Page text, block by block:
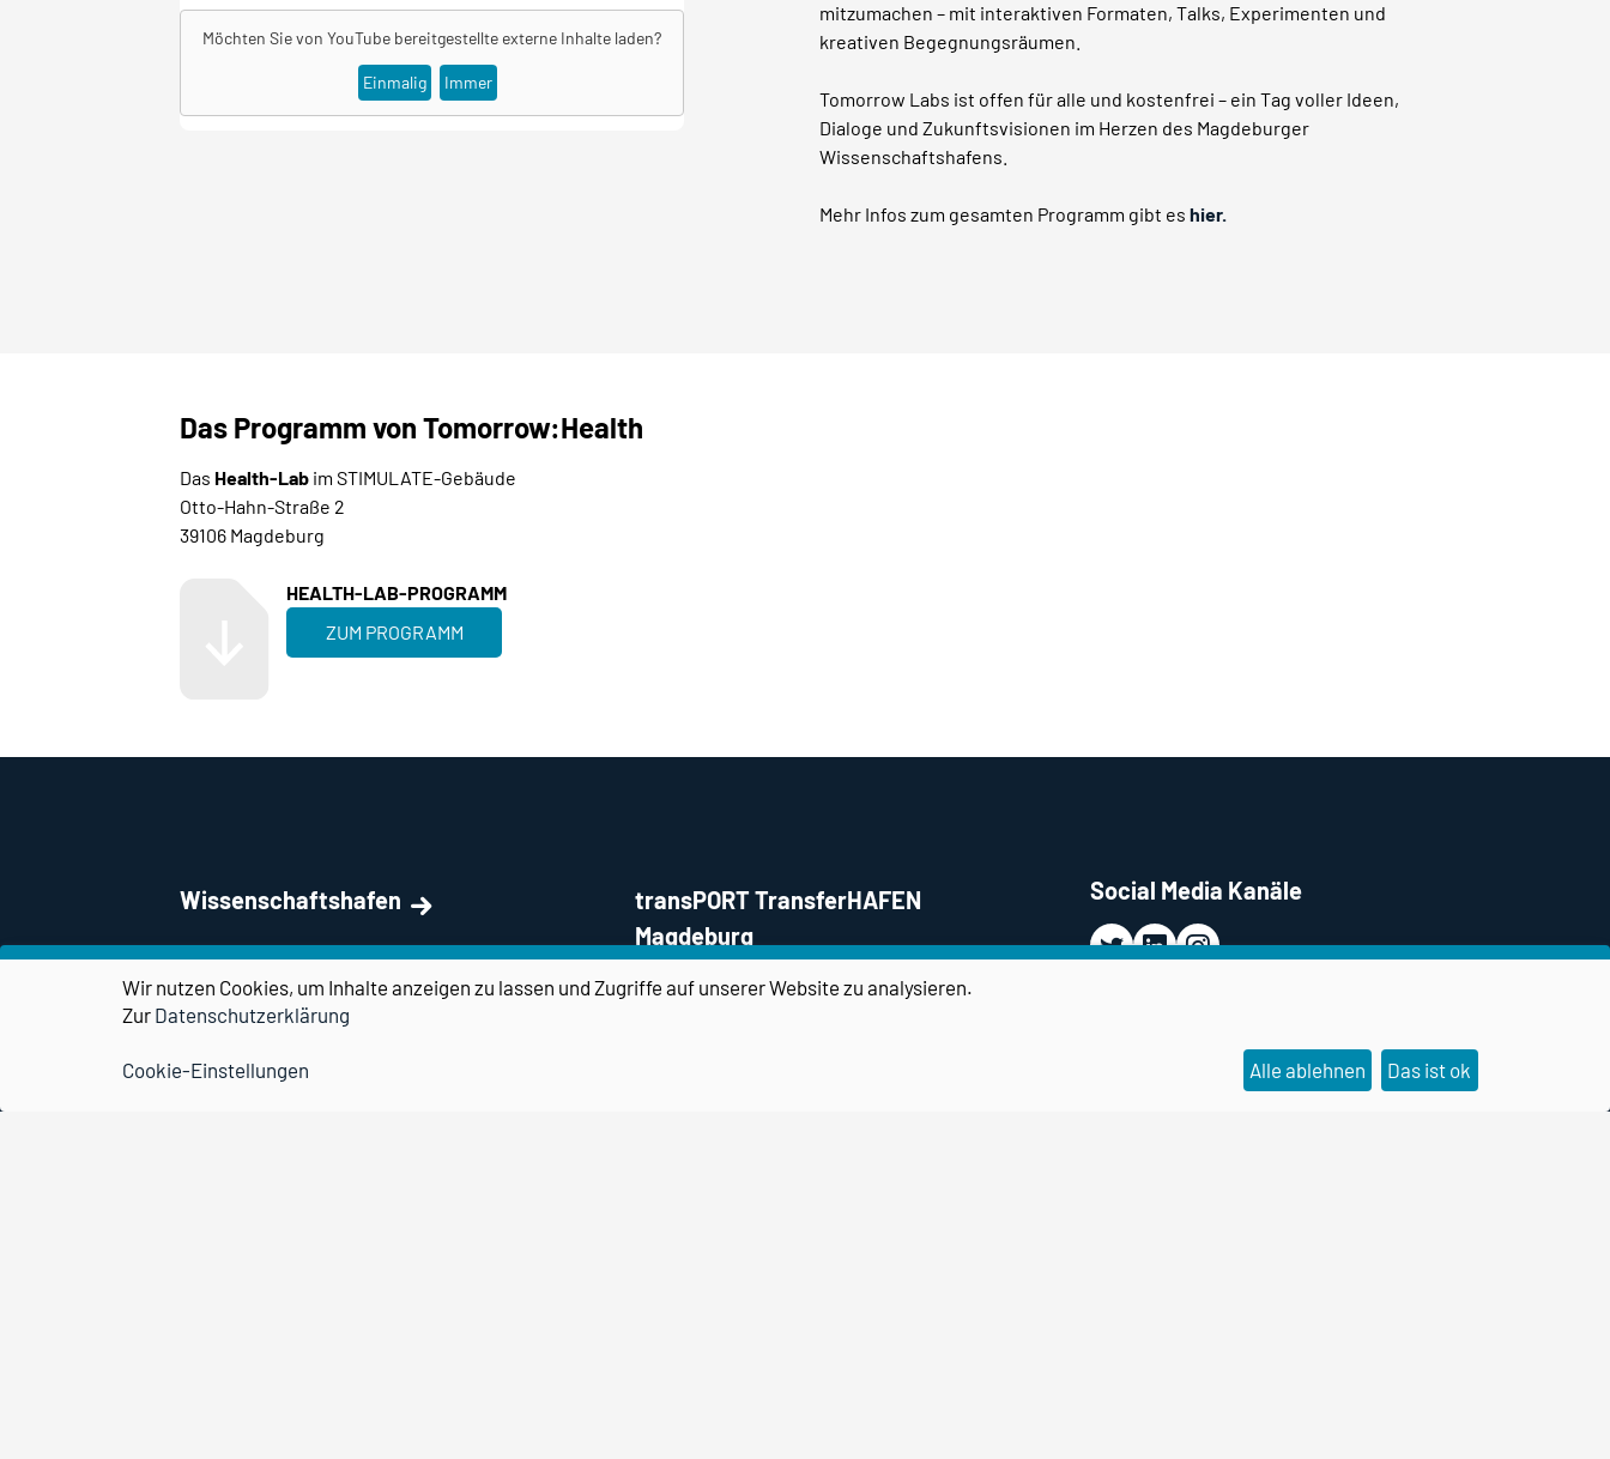
Möchten Sie von YouTube bereitgestellte externe Inhalte laden?
Einmalig Immer
mitzumachen – mit interaktiven Formaten, Talks, Experimenten und
kreativen Begegnungsräumen.
Tomorrow Labs ist offen für alle und kostenfrei – ein Tag voller Ideen,
Dialoge und Zukunftsvisionen im Herzen des Magdeburger
Wissenschaftshafens.
Mehr Infos zum gesamten Programm gibt es hier.
Das Programm von Tomorrow:Health
Das Health-Lab im STIMULATE-Gebäude
Otto-Hahn-Straße 2
39106 Magdeburg
HEALTH-LAB-PROGRAMM
ZUM PROGRAMM
Wissenschaftshafen
transPORT
Partner & Netzwerk
Kontakt
Social Media Kanäle
transPORT TransferHAFEN
Magdeburg
Forschungscampus STIMULATE
Wir nutzen Cookies, um Inhalte anzeigen zu lassen und Zugriffe auf unserer Website zu analysieren.
Zur Datenschutzerklärung
Cookie-Einstellungen Alle ablehnen Das ist ok